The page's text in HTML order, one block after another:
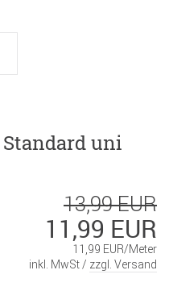
uni
13,99 EUR
11,99 EUR
11,99 EUR/Meter
inkl. MwSt / zzgl. Versand